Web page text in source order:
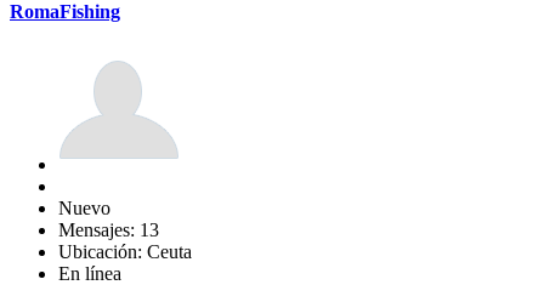
RomaFishing
Nuevo
Mensajes: 13
Ubicación: Ceuta
En línea